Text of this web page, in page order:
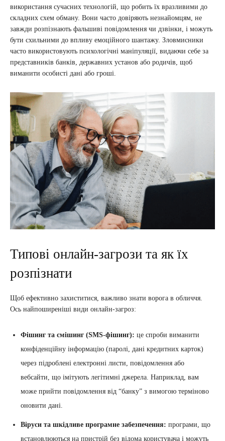
використання сучасних технологій, що робить їх вразливими до
складних схем обману. Вони часто довіряють незнайомцям, не
завжди розпізнають фальшиві повідомлення чи дзвінки, і можуть
бути схильними до впливу емоційного шантажу. Зловмисники
часто використовують психологічні маніпуляції, видаючи себе за
представників банків, державних установ або родичів, щоб
виманити особисті дані або гроші.
Типові онлайн-загрози та як їх
розпізнати
Щоб ефективно захиститися, важливо знати ворога в обличчя.
Ось найпоширеніші види онлайн-загроз:
Фішинг та смішинг (SMS-фішинг): це спроби виманити
конфіденційну інформацію (паролі, дані кредитних карток)
через підроблені електронні листи, повідомлення або
вебсайти, що імітують легітимні джерела. Наприклад, вам
може прийти повідомлення від “банку” з вимогою терміново
оновити дані.
Віруси та шкідливе програмне забезпечення: програми, що
встановлюються на пристрій без відома користувача і можуть